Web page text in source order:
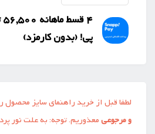
‌پی! (بدون کارمزد)
لطفا قبل از خرید راهنمای سایز محصول
و مرجوعیمعذوریم. توجه: به علت نور